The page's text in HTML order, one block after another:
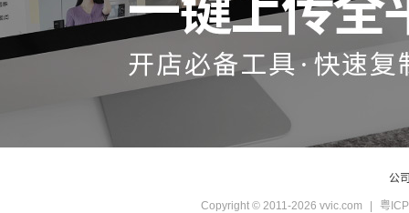
公
Copyright © 2011-2026 vvic.com 粤